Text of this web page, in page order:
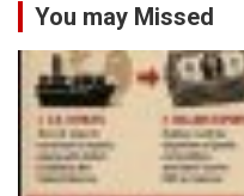
You may Missed